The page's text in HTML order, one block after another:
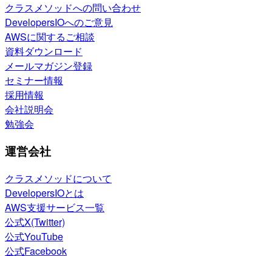
クラスメソッドへの問い合わせ
DevelopersIOへのご意見
AWSに関するご相談
資料ダウンロード
メールマガジン登録
セミナー情報
採用情報
会社説明会
勉強会
運営会社
クラスメソッドについて
DevelopersIOとは
AWS支援サービス一覧
公式X(Twitter)
公式YouTube
公式Facebook